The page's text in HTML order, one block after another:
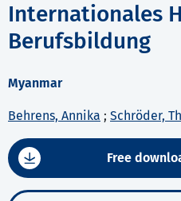
Internationales
Berufsbildung
Myanmar
Behrens, Annika ; Schröder,
Free